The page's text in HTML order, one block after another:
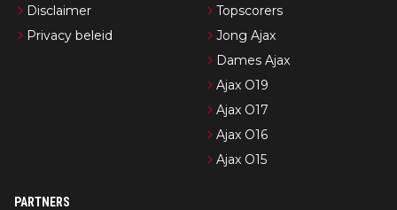
Disclaimer
Privacy beleid
Topscorers
Jong Ajax
Dames Ajax
Ajax O19
Ajax O17
Ajax O16
Ajax O15
PARTNERS